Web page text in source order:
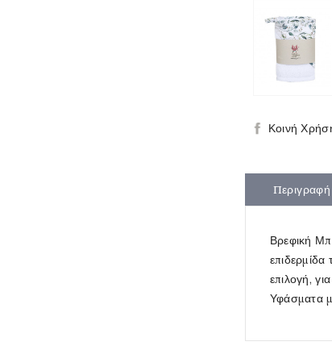
Κοινή
Περιγραφή
Βρεφική
επιλογή,
Υφάσματα